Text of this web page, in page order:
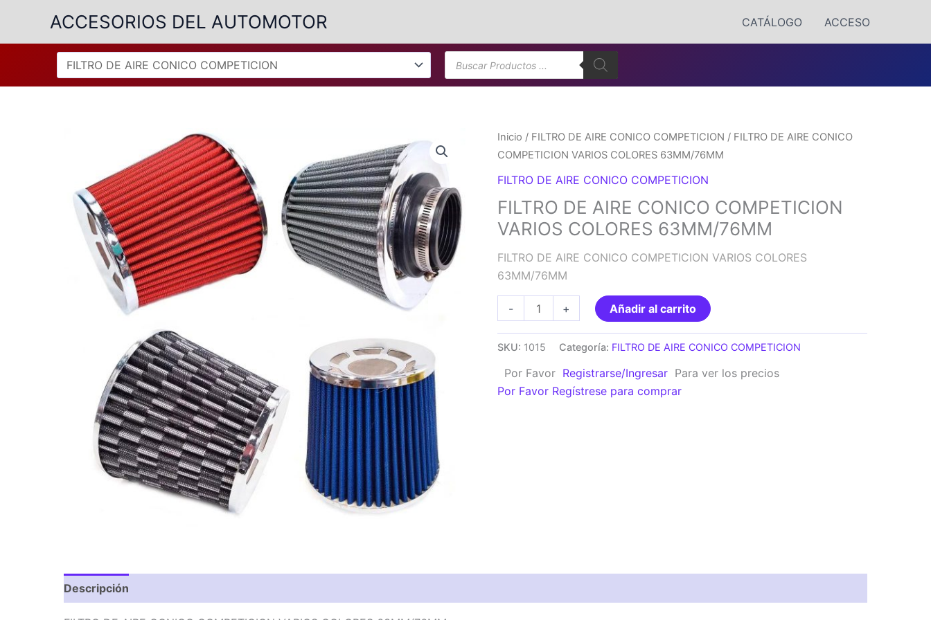
contenido
ACCESORIOS DEL AUTOMOTOR CATÁLOGO ACCESO
Búsqueda
de
productos
Inicio / FILTRO DE AIRE CONICO COMPETICION / FILTRO DE AIRE CONICO
COMPETICION VARIOS COLORES 63MM/76MM
FILTRO DE AIRE CONICO COMPETICION
FILTRO DE AIRE CONICO COMPETICION
VARIOS COLORES 63MM/76MM
FILTRO DE AIRE CONICO COMPETICION VARIOS COLORES
63MM/76MM
-
DE
COMPETICION
VARIOS
+ Añadir al carrito
SKU: 1015 Categoría: FILTRO DE AIRE CONICO COMPETICION
Por Favor Registrarse/Ingresar Para ver los precios
Por Favor Regístrese para comprar
Descripción